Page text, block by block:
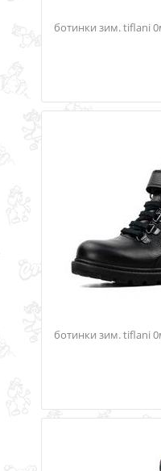
ботинки зим. tiflani
ботинки зим. tiflani